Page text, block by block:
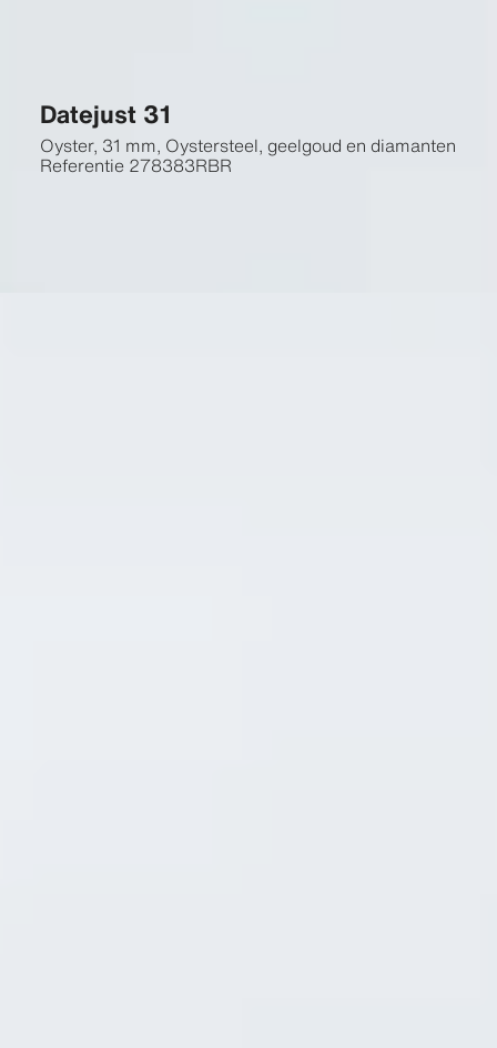
Datejust 31
Oyster, 31 mm, Oystersteel, geelgoud en diamanten
Referentie 278383RBR